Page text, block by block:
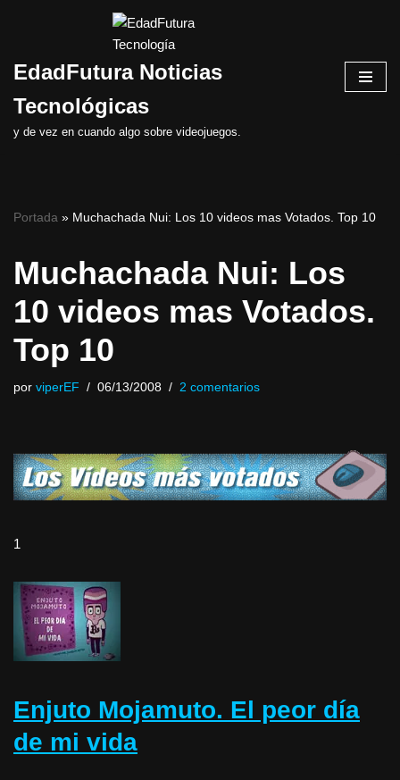
al
EdadFutura Noticias
Tecnológicas
y de vez en cuando algo sobre videojuegos.
Portada » Muchachada Nui: Los 10 videos mas Votados. Top 10
Muchachada Nui: Los
10 videos mas Votados.
Top 10
por viperEF 06/13/2008 2 comentarios
1
Enjuto Mojamuto. El peor día
de mi vida